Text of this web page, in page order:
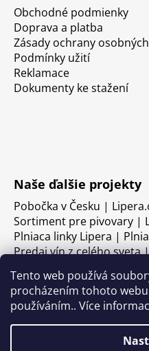
Tento web používá
procházením tohoto
používáním.. Více
Obchodné podmienky
Doprava a platba
Zásady ochrany
Podmínky užití
Reklamace
Dokumenty ke stažení
Naše ďalšie projekty
Pobočka v Česku |
Sortiment pre pivovary |
Plniaca linky Lipera |
Predaj vín z celého sveta